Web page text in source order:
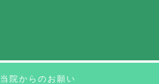
当院からのお願い